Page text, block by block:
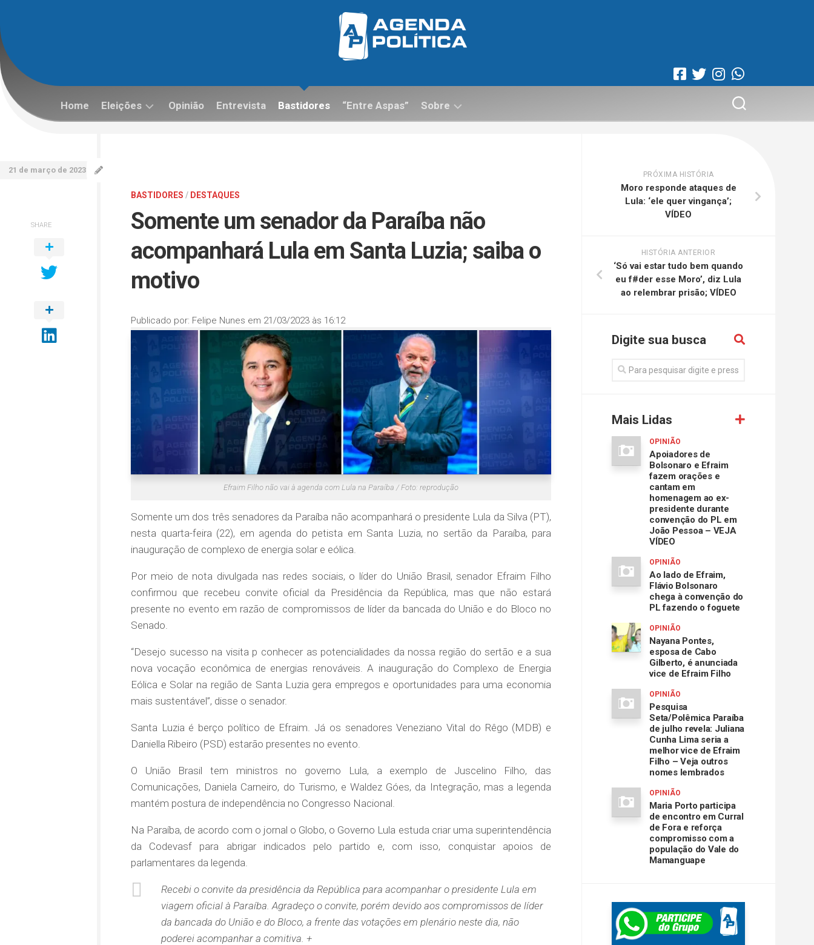
content
Home Eleições Opinião Entrevista Bastidores “Entre Aspas” Sobre
BASTIDORES / DESTAQUES
Somente um senador da Paraíba não
acompanhará Lula em Santa Luzia; saiba o
motivo
Publicado por: Felipe Nunes em 21/03/2023 às 16:12
21 de março de 2023
Efraim Filho não vai à agenda com Lula na Paraíba / Foto: reprodução
Somente um dos três senadores da Paraíba não acompanhará o presidente Lula da Silva (PT),
nesta quarta-feira (22), em agenda do petista em Santa Luzia, no sertão da Paraíba, para
inauguração de complexo de energia solar e eólica.
Por meio de nota divulgada nas redes sociais, o líder do União Brasil, senador Efraim Filho
confirmou que recebeu convite oficial da Presidência da República, mas que não estará
presente no evento em razão de compromissos de líder da bancada do União e do Bloco no
Senado.
“Desejo sucesso na visita p conhecer as potencialidades da nossa região do sertão e a sua
nova vocação econômica de energias renováveis. A inauguração do Complexo de Energia
Eólica e Solar na região de Santa Luzia gera empregos e oportunidades para uma economia
mais sustentável”, disse o senador.
Santa Luzia é berço político de Efraim. Já os senadores Veneziano Vital do Rêgo (MDB) e
Daniella Ribeiro (PSD) estarão presentes no evento.
O União Brasil tem ministros no governo Lula, a exemplo de Juscelino Filho, das
Comunicações, Daniela Carneiro, do Turismo, e Waldez Góes, da Integração, mas a legenda
mantém postura de independência no Congresso Nacional.
Na Paraíba, de acordo com o jornal o Globo, o Governo Lula estuda criar uma superintendência
da Codevasf para abrigar indicados pelo partido e, com isso, conquistar apoios de
parlamentares da legenda.
Recebi o convite da presidência da República para acompanhar o presidente Lula em
viagem oficial à Paraíba. Agradeço o convite, porém devido aos compromissos de líder
da bancada do União e do Bloco, a frente das votações em plenário neste dia, não
poderei acompanhar a comitiva. +
SHARE
PRÓXIMA HISTÓRIA
Moro responde ataques de
Lula: ‘ele quer vingança’;
VÍDEO
HISTÓRIA ANTERIOR
‘Só vai estar tudo bem quando
eu f#der esse Moro’, diz Lula
ao relembrar prisão; VÍDEO
Digite sua busca
Mais Lidas
OPINIÃO
Apoiadores de
Bolsonaro e Efraim
fazem orações e
cantam em
homenagem ao ex-
presidente durante
convenção do PL em
João Pessoa – VEJA
VÍDEO
OPINIÃO
Ao lado de Efraim,
Flávio Bolsonaro
chega à convenção do
PL fazendo o foguete
OPINIÃO
Nayana Pontes,
esposa de Cabo
Gilberto, é anunciada
vice de Efraim Filho
OPINIÃO
Pesquisa
Seta/Polêmica Paraíba
de julho revela: Juliana
Cunha Lima seria a
melhor vice de Efraim
Filho – Veja outros
nomes lembrados
OPINIÃO
Maria Porto participa
de encontro em Curral
de Fora e reforça
compromisso com a
população do Vale do
Mamanguape